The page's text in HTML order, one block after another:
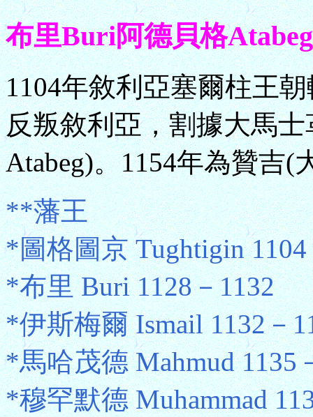
布里Buri阿德貝格
1104年敘利亞塞爾柱王
反叛敘利亞，割據大馬
Atabeg)。1154年為贊吉(
**藩王
*圖格圖京 Tughtigin 1104
*布里 Buri 1128－1132
*伊斯梅爾 Ismail 1132－
*馬哈茂德 Mahmud 1135
*穆罕默德 Muhammad